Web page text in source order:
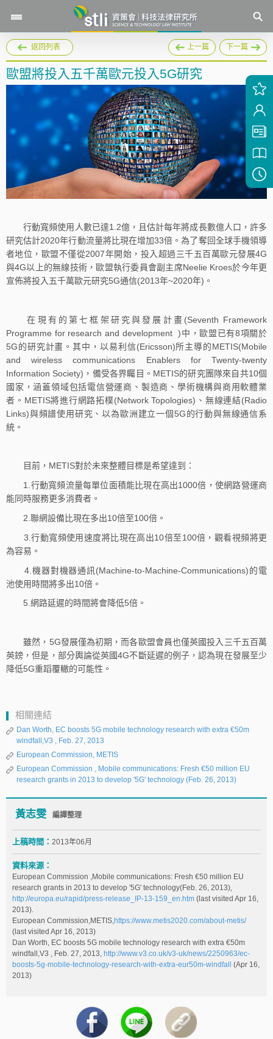
返回列表 上一篇 下一篇
歐盟將投入五千萬歐元投入5G研究
行動寬頻使用人數已達1.2億，且估計每年將成長數億人口，許多
研究估計2020年行動流量將比現在增加33倍。為了奪回全球手機領導
者地位，歐盟不僅從2007年開始，投入超過三千五百萬歐元發展4G
與4G以上的無線技術，歐盟執行委員會副主席Neelie Kroes於今年更
宣佈將投入五千萬歐元研究5G通信(2013年~2020年)。
在現有的第七框架研究與發展計畫(Seventh Framework
Programme for research and development )中，歐盟已有8項關於
5G的研究計畫。其中，以易利信(Ericsson)所主導的METIS(Mobile
and wireless communications Enablers for Twenty-twenty
Information Society)，備受各界矚目。METIS的研究團隊來自共10個
國家，涵蓋領域包括電信營運商、製造商、學術機構與商用軟體業
者。METIS將進行網路拓樸(Network Topologies)、無線連結(Radio
Links)與頻譜使用研究、以為歐洲建立一個5G的行動與無線通信系
統。
目前，METIS對於未來整體目標是希望達到：
1.行動寬頻流量每單位面積能比現在高出1000倍，使網路營運商
能同時服務更多消費者。
2.聯網設備比現在多出10倍至100倍。
3.行動寬頻使用速度將比現在高出10倍至100倍，觀看視頻將更
為容易。
4.機器對機器通訊(Machine-to-Machine-Communications)的電
池使用時間將多出10倍。
5.網路延遲的時間將會降低5倍。
雖然，5G發展僅為初期，而各歐盟會員也僅英國投入三千五百萬
英鎊，但是，部分輿論從英國4G不斷延遲的例子，認為現在發展至少
降低5G重蹈覆轍的可能性。
相關連結
Dan Worth, EC boosts 5G mobile technology research with extra €50m
windfall,V3 , Feb. 27, 2013
European Commission, METIS
European Commission , Mobile communications: Fresh €50 million EU
research grants in 2013 to develop '5G' technology (Feb. 26, 2013)
黃志雯 編譯整理
上稿時間： 2013年06月
資料來源：
European Commission ,Mobile communications: Fresh €50 million EU
research grants in 2013 to develop '5G' technology(Feb. 26, 2013),
http://europa.eu/rapid/press-release_IP-13-159_en.htm (last visited Apr 16,
2013).
European Commission,METIS,https://www.metis2020.com/about-metis/
(last visited Apr 16, 2013)
Dan Worth, EC boosts 5G mobile technology research with extra €50m
windfall,V3 , Feb. 27, 2013, http://www.v3.co.uk/v3-uk/news/2250963/ec-
boosts-5g-mobile-technology-research-with-extra-eur50m-windfall (Apr 16,
2013)